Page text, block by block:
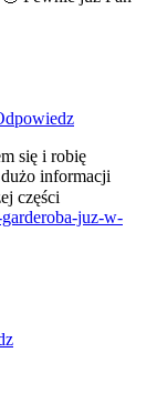
się i robię
informacji
części
juz-w-